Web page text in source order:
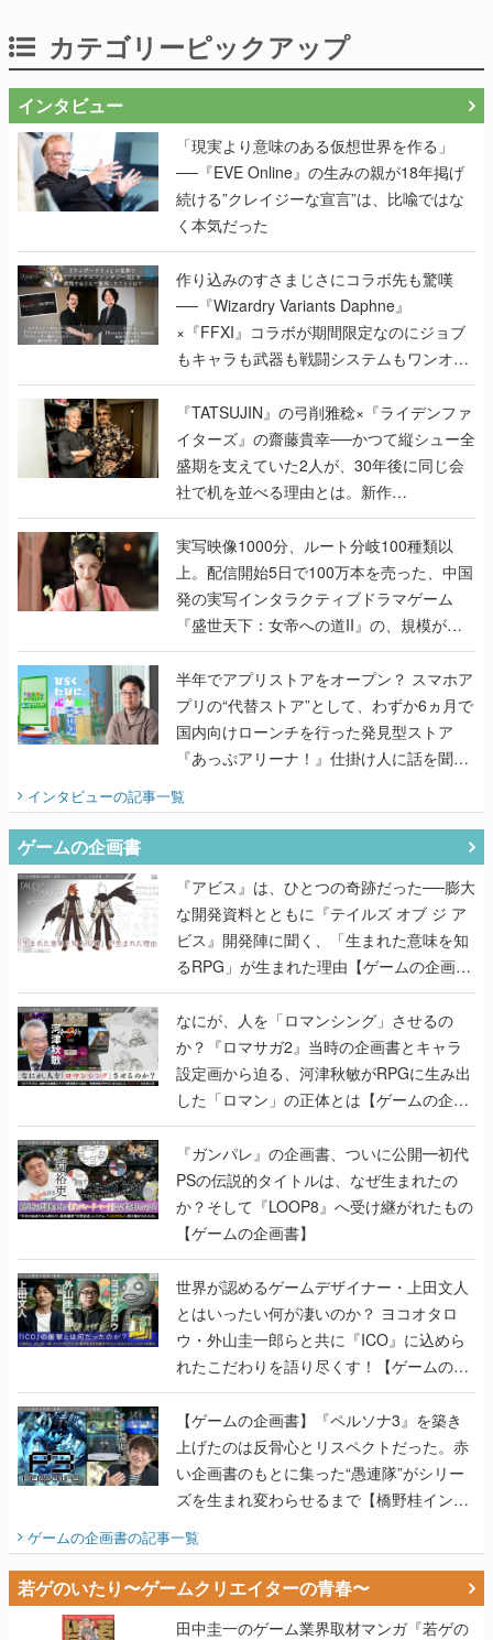
カテゴリーピックアップ
インタビュー
「現実より意味のある仮想世界を作る」
──『EVE Online』の生みの親が18年掲げ
続ける”クレイジーな宣言”は、比喩ではな
く本気だった
作り込みのすさまじさにコラボ先も驚嘆
──『Wizardry Variants Daphne』
×『FFXI』コラボが期間限定なのにジョブ
もキャラも武器も戦闘システムもワンオフ
で作り込まれた理由を両ディレクターに聞
く
『TATSUJIN』の弓削雅稔×『ライデンファ
イターズ』の齋藤貴幸──かつて縦シュー全
盛期を支えていた2人が、30年後に同じ会
社で机を並べる理由とは。新作
『TATSUJIN EXTREME』で初タッグを組
んだレジェンド2人に訊く開発秘話
実写映像1000分、ルート分岐100種類以
上。配信開始5日で100万本を売った、中国
発の実写インタラクティブドラマゲーム
『盛世天下：女帝への道II』の、規模が違
うこだわりをプロデューサーに聞いた
半年でアプリストアをオープン？ スマホア
プリの“代替ストア”として、わずか6ヵ月で
国内向けローンチを行った発見型ストア
『あっぷアリーナ！』仕掛け人に話を聞い
インタビューの記事一覧
ゲームの企画書
『アビス』は、ひとつの奇跡だった──膨大
な開発資料とともに『テイルズ オブ ジ ア
ビス』開発陣に聞く、「生まれた意味を知
るRPG」が生まれた理由【ゲームの企画
書】
なにが、人を「ロマンシング」させるの
か？『ロマサガ2』当時の企画書とキャラ
設定画から迫る、河津秋敏がRPGに生み出
した「ロマン」の正体とは【ゲームの企画
書】
『ガンパレ』の企画書、ついに公開━初代
PSの伝説的タイトルは、なぜ生まれたの
か？そして『LOOP8』へ受け継がれたもの
【ゲームの企画書】
世界が認めるゲームデザイナー・上田文人
とはいったい何が凄いのか？ ヨコオタロ
ウ・外山圭一郎らと共に『ICO』に込めら
れたこだわりを語り尽くす！【ゲームの企
画書】
【ゲームの企画書】『ペルソナ3』を築き
上げたのは反骨心とリスペクトだった。赤
い企画書のもとに集った“愚連隊”がシリー
ズを生まれ変わらせるまで【橋野桂インタ
ゲームの企画書の記事一覧
若ゲのいたり〜ゲームクリエイターの青春〜
田中圭一のゲーム業界取材マンガ『若ゲの